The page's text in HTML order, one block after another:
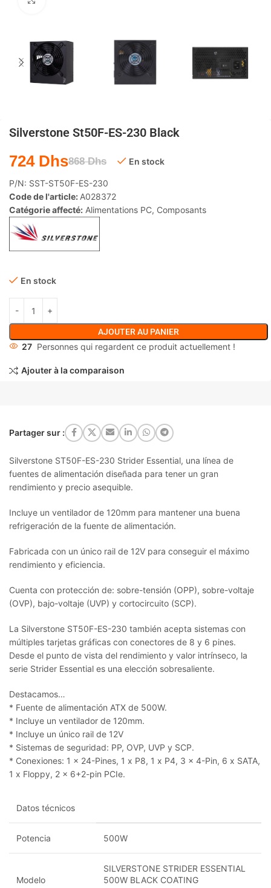
Silverstone St50F-ES-230 Black
868Dhs
724 Dhs En stock
P/N: SST-ST50F-ES-230
Code de l'article: A028372
Catégorie affecté: Alimentations PC, Composants
En stock
AJOUTER AU PANIER
27 Personnes qui regardent ce produit actuellement !
Ajouter à la comparaison
Partager sur :
Silverstone ST50F-ES-230 Strider Essential, una línea de
fuentes de alimentación diseñada para tener un gran
rendimiento y precio asequible.
Incluye un ventilador de 120mm para mantener una buena
refrigeración de la fuente de alimentación.
Fabricada con un único rail de 12V para conseguir el máximo
rendimiento y eficiencia.
Cuenta con protección de: sobre-tensión (OPP), sobre-voltaje
(OVP), bajo-voltaje (UVP) y cortocircuito (SCP).
La Silverstone ST50F-ES-230 también acepta sistemas con
múltiples tarjetas gráficas con conectores de 8 y 6 pines.
Desde el punto de vista del rendimiento y valor intrínseco, la
serie Strider Essential es una elección sobresaliente.
Destacamos…
* Fuente de alimentación ATX de 500W.
* Incluye un ventilador de 120mm.
* Incluye un único rail de 12V
* Sistemas de seguridad: PP, OVP, UVP y SCP.
* Conexiones: 1 x 24-Pines, 1 x P8, 1 x P4, 3 x 4-Pin, 6 x SATA,
1 x Floppy, 2 x 6+2-pin PCIe.
Datos técnicos
Potencia 500W
Modelo
SILVERSTONE STRIDER ESSENTIAL
500W BLACK COATING